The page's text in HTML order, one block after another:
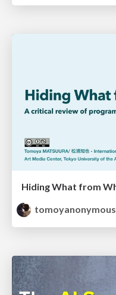
tomoyanonymous